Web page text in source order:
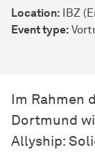
Location: IBZ
Event type:
Im Rahmen
Dortmund
Allyship: